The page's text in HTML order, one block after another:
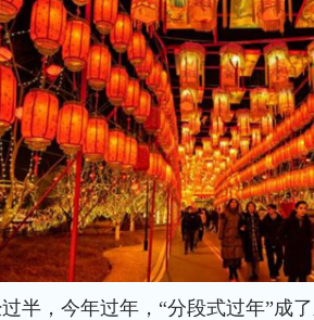
半，今年过年，“分段式过年”成